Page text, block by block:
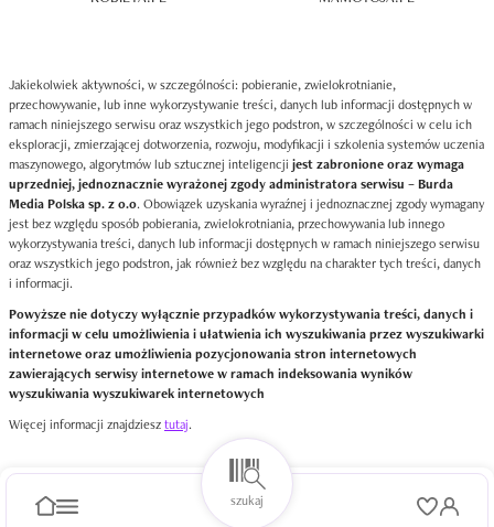
Jakiekolwiek aktywności, w szczególności: pobieranie, zwielokrotnianie,
przechowywanie, lub inne wykorzystywanie treści, danych lub informacji dostępnych w
ramach niniejszego serwisu oraz wszystkich jego podstron, w szczególności w celu ich
eksploracji, zmierzającej dotworzenia, rozwoju, modyfikacji i szkolenia systemów uczenia
maszynowego, algorytmów lub sztucznej inteligencji jest zabronione oraz wymaga
uprzedniej, jednoznacznie wyrażonej zgody administratora serwisu – Burda
Media Polska sp. z o.o. Obowiązek uzyskania wyraźnej i jednoznacznej zgody wymagany
jest bez względu sposób pobierania, zwielokrotniania, przechowywania lub innego
wykorzystywania treści, danych lub informacji dostępnych w ramach niniejszego serwisu
oraz wszystkich jego podstron, jak również bez względu na charakter tych treści, danych
i informacji.
Powyższe nie dotyczy wyłącznie przypadków wykorzystywania treści, danych i
informacji w celu umożliwienia i ułatwienia ich wyszukiwania przez wyszukiwarki
internetowe oraz umożliwienia pozycjonowania stron internetowych
zawierających serwisy internetowe w ramach indeksowania wyników
wyszukiwania wyszukiwarek internetowych
Więcej informacji znajdziesztutaj.
szukaj